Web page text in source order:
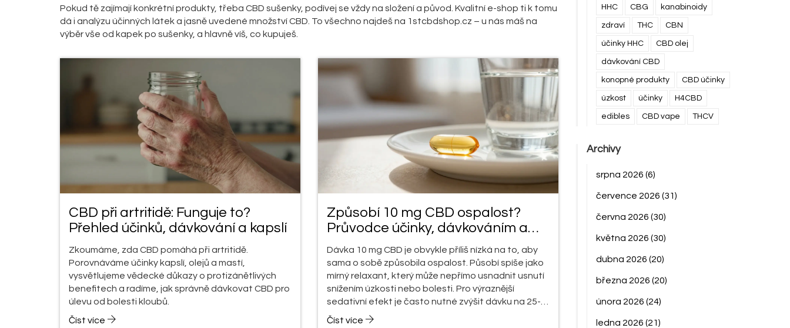
Pokud tě zajímají konkrétní produkty, třeba CBD sušenky, podívej se vždy na složení a původ. Kvalitní e-shop ti k tomu
dá i analýzu účinných látek a jasně uvedené množství CBD. To všechno najdeš na 1stcbdshop.cz – u nás máš na
výběr vše od kapek po sušenky, a hlavně víš, co kupuješ.
CBD při artritidě: Funguje to?
Přehled účinků, dávkování a kapslí
Zkoumáme, zda CBD pomáhá při artritidě.
Porovnáváme účinky kapslí, olejů a mastí,
vysvětlujeme vědecké důkazy o protizánětlivých
benefitech a radíme, jak správně dávkovat CBD pro
úlevu od bolesti kloubů.
Číst více
Způsobí 10 mg CBD ospalost?
Průvodce účinky, dávkováním a
spánkem
Dávka 10 mg CBD je obvykle příliš nízká na to, aby
sama o sobě způsobila ospalost. Působí spíše jako
mírný relaxant, který může nepřímo usnadnit usnutí
snížením úzkosti nebo bolesti. Pro výraznější
sedativní efekt je často nutné zvýšit dávku na 25-
50 mg, použít full-spectrum extrakt nebo
Číst více
HHC CBG kanabinoidy
zdraví THC CBN
účinky HHC CBD olej
dávkování CBD
konopné produkty CBD účinky
úzkost účinky H4CBD
edibles CBD vape THCV
Archivy
srpna 2026 (6)
července 2026 (31)
června 2026 (30)
května 2026 (30)
dubna 2026 (20)
března 2026 (20)
února 2026 (24)
ledna 2026 (21)